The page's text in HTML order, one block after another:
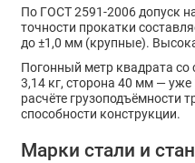
По ГОСТ 2591-2006 допуск
точности прокатки
до ±1,0 мм (крупные).
Погонный метр квадрата со
3,14 кг, сторона 40 мм —
расчёте грузоподъёмности
способности конструкции.
Марки стали и